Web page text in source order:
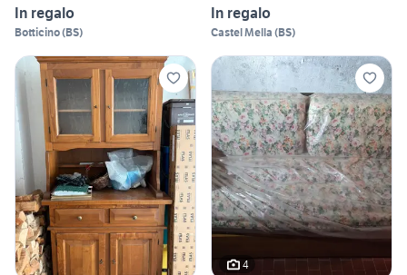
In regalo
Botticino(BS)
In regalo
Castel Mella (BS)
4